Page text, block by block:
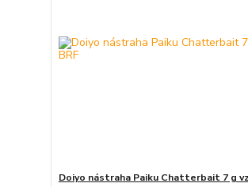
Doiyo nástraha Paiku Chatterbait 7 g